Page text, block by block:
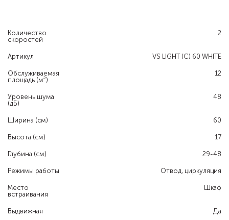
Количество
скоростей
2
Артикул VS LIGHT (С) 60 WHITE
Обслуживаемая
площадь (м²)
12
Уровень шума
(дБ)
48
Ширина (см) 60
Высота (см) 17
Глубина (см) 29-48
Режимы работы Отвод, циркуляция
Место
встраивания
Шкаф
Выдвижная Да